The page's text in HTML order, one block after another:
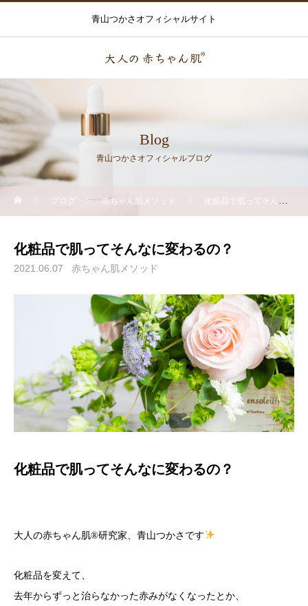
青山つかさオフィシャルサイト
Blog
青山つかさオフィシャルブログ
ブログ 赤ちゃん肌メソッド 化粧品で肌ってそんなに変わるの？
化粧品で肌ってそんなに変わるの？
2021.06.07 赤ちゃん肌メソッド
化粧品で肌ってそんなに変わるの？
大人の赤ちゃん肌®️研究家、青山つかさです
化粧品を変えて、
去年からずっと治らなかった赤みがなくなったとか、